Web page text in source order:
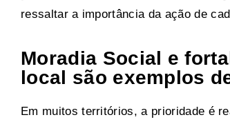
ressaltar a importância da ação de
Moradia Social e
local são exemplos
Em muitos territórios, a prioridade é